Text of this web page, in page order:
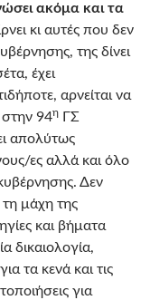
ακόμα και τα
κι αυτές που δεν
της δίνει
έχει
αρνείται να
94η ΓΣ
απολύτως
ες αλλά και όλο
Δεν
τη μάχη της
και βήματα
δικαιολογία,
τα κενά και τις
για